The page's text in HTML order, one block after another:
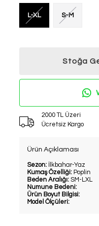
L-XL S-M
Stoğa
2000 TL Üzeri
Ücretsiz Kargo
Ürün Açıklaması
Sezon: İlkbahar-Yaz
Kumaş Özelliği: Poplin
Beden Aralığı: SM-LXL
Numune Bedeni:
Ürün Boyut Bilgisi:
Model Ölçüleri: